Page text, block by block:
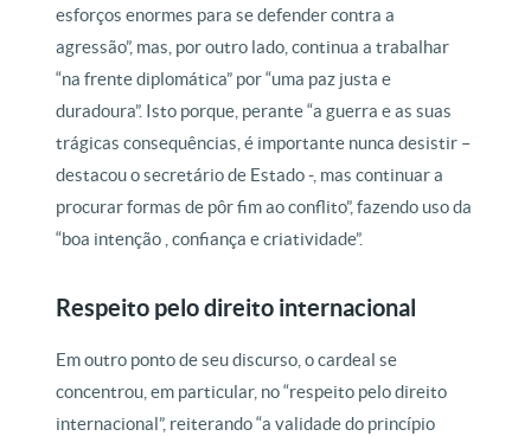
esforços enormes para se defender contra a
agressão”, mas, por outro lado, continua a trabalhar
“na frente diplomática” por “uma paz justa e
duradoura”. Isto porque, perante “a guerra e as suas
trágicas consequências, é importante nunca desistir –
destacou o secretário de Estado -, mas continuar a
procurar formas de pôr fim ao conflito”, fazendo uso da
“boa intenção , confiança e criatividade”.
Respeito pelo direito internacional
Em outro ponto de seu discurso, o cardeal se
concentrou, em particular, no “respeito pelo direito
internacional”, reiterando “a validade do princípio